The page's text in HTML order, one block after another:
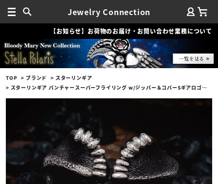
Jewelry Connection
【お知らせ】お荷物のお届け・お問い合わせ業務について
TOP ブランド
スターリンギア
スターリンギア パンチャースーパーフライリング w/ジッパー＆コパーSギアロゴ/テクスチャー